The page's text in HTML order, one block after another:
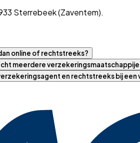
Sterrebeek (Zaventem).
online of rechtstreeks?
meerdere
en rechtstreeks bij